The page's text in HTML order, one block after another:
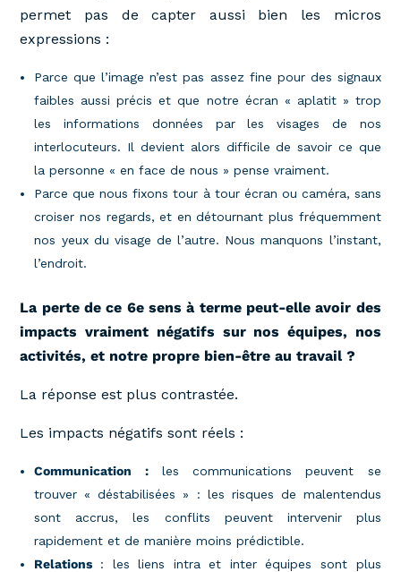
permet pas de capter aussi bien les micros
expressions :
Parce que l’image n’est pas assez fine pour des signaux
faibles aussi précis et que notre écran « aplatit » trop
les informations données par les visages de nos
interlocuteurs. Il devient alors difficile de savoir ce que
la personne « en face de nous » pense vraiment.
Parce que nous fixons tour à tour écran ou caméra, sans
croiser nos regards, et en détournant plus fréquemment
nos yeux du visage de l’autre. Nous manquons l’instant,
l’endroit.
La perte de ce 6e sens à terme peut-elle avoir des
impacts vraiment négatifs sur nos équipes, nos
activités, et notre propre bien-être au travail ?
La réponse est plus contrastée.
Les impacts négatifs sont réels :
Communication :les communications peuvent se
trouver « déstabilisées » : les risques de malentendus
sont accrus, les conflits peuvent intervenir plus
rapidement et de manière moins prédictible.
Relations : les liens intra et inter équipes sont plus